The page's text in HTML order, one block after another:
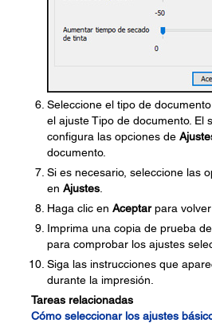
Seleccione el tipo de
el ajuste Tipo de documento. El
configura las opciones de
documento.
Si es necesario, seleccione las
en Ajustes
Haga clic en Aceptarpara
Imprima una copia de prueba
para comprobar los ajustes
Siga las instrucciones que
durante la impresión.
Tareas relacionadas
Cómo seleccionar los ajustes